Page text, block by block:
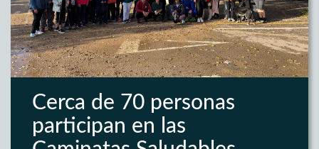
Cerca de 70 personas
participan en las